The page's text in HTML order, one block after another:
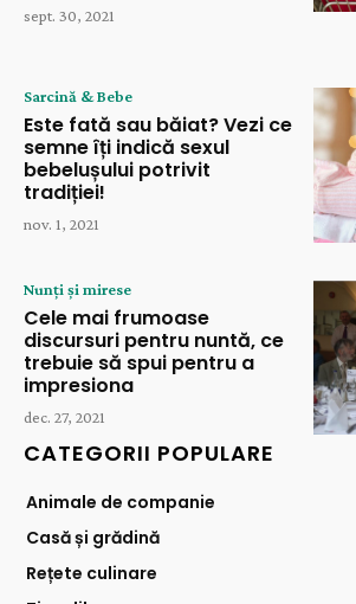
sept. 30, 2021
Sarcină & Bebe
Este fată sau băiat? Vezi ce
semne îți indică sexul
bebelușului potrivit
tradiției!
nov. 1, 2021
Nunți și mirese
Cele mai frumoase
discursuri pentru nuntă, ce
trebuie să spui pentru a
impresiona
dec. 27, 2021
CATEGORII POPULARE
Animale de companie
Casă și grădină
Rețete culinare